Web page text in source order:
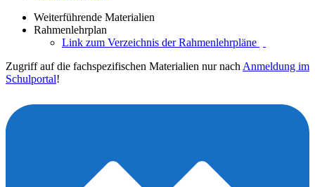
Weiterführende Materialien
Rahmenlehrplan
Link zum Verzeichnis der Rahmenlehrpläne
Zugriff auf die fachspezifischen Materialien nur nach Anmeldung im
Schulportal!